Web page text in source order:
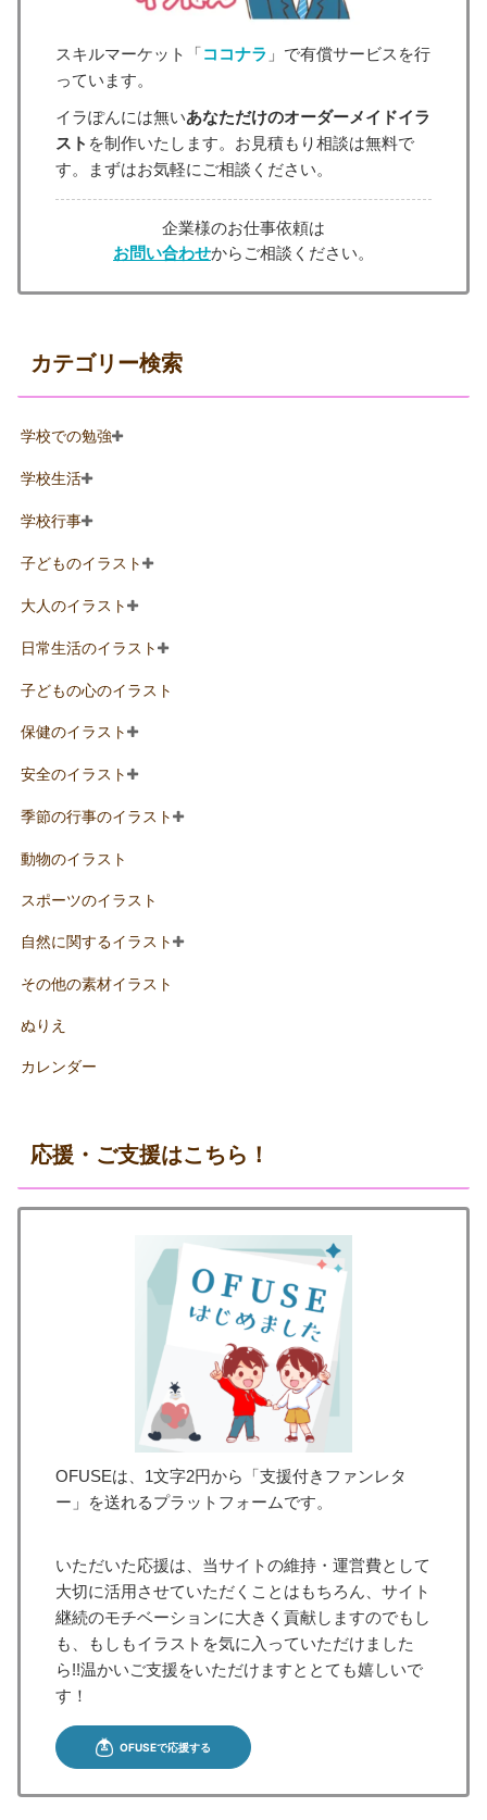
スキルマーケット「ココナラ 」で有償サービスを行
っています。
イラぽんには無いあなただけのオーダーメイドイラ
スト を制作いたします。お見積もり相談は無料で
す。まずはお気軽にご相談ください。
企業様のお仕事依頼は
お問い合わせからご相談ください。
カテゴリー検索
学校での勉強
学校生活
学校行事
子どものイラスト
大人のイラスト
日常生活のイラスト
子どもの心のイラスト
保健のイラスト
安全のイラスト
季節の行事のイラスト
動物のイラスト
スポーツのイラスト
自然に関するイラスト
その他の素材イラスト
ぬりえ
カレンダー
応援・ご支援はこちら！
OFUSEは、1文字2円から「支援付きファンレタ
ー」を送れるプラットフォームです。
いただいた応援は、当サイトの維持・運営費として
大切に活用させていただくことはもちろん、サイト
継続のモチベーションに大きく貢献しますのでもし
も、もしもイラストを気に入っていただけました
ら!!温かいご支援をいただけますととても嬉しいで
す！